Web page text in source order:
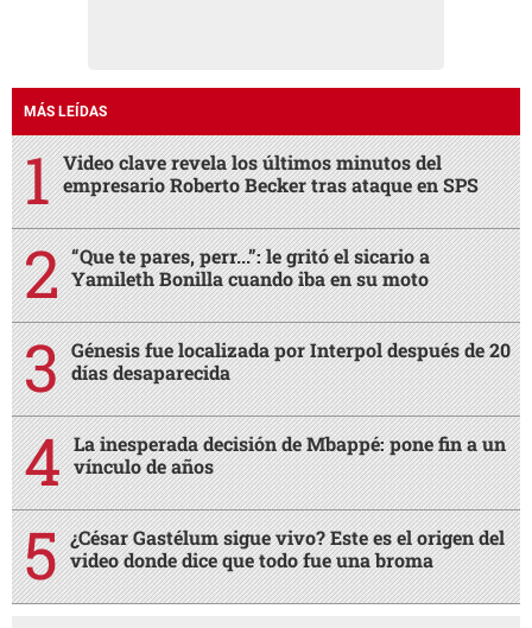
MÁS LEÍDAS
Video clave revela los últimos minutos del
empresario Roberto Becker tras ataque en SPS
“Que te pares, perr...”: le gritó el sicario a
Yamileth Bonilla cuando iba en su moto
Génesis fue localizada por Interpol después de 20
días desaparecida
La inesperada decisión de Mbappé: pone fin a un
vínculo de años
¿César Gastélum sigue vivo? Este es el origen del
video donde dice que todo fue una broma